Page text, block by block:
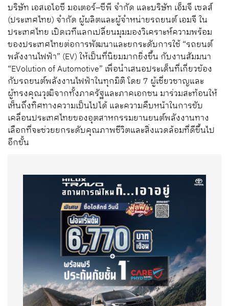
บริษัท เอสเอไอซี มอเตอร์–ซีพี จำกัด และบริษัท เอ็มจี เซลส์
(ประเทศไทย) จำกัด ผู้ผลิตและผู้จำหน่ายรถยนต์ เอมจี ใน
ประเทศไทย เปิดเวทีแลกเปลี่ยนมุมมองวิเคราะห์ความพร้อม
ของประเทศไทยต่อการพัฒนาและยกระดับการใช้ “รถยนต์
พลังงานไฟฟ้า” (EV)ให้เป็นที่นิยมมากยิ่งขึ้น กับงานสัมมนา
“EVolution of Automotive” เพื่อนำเสนอประเด็นที่เกี่ยวข้อง
กับรถยนต์พลังงานไฟฟ้าในทุกมิติ โดย 7 ผู้เชี่ยวชาญและ
ผู้ทรงคุณวุฒิจากทั้งภาครัฐและภาคเอกชน มาร่วมสะท้อนให้
เห็นถึงทิศทางความเป็นไปได้และความคืบหน้าในการขับ
เคลื่อนประเทศไทยของอุตสาหกรรมยานยนต์พลังงานทาง
เลือกที่จะช่วยยกระดับคุณภาพชีวิตและสิ่งแวดล้อมที่ดีขึ้นไป
อีกขั้น